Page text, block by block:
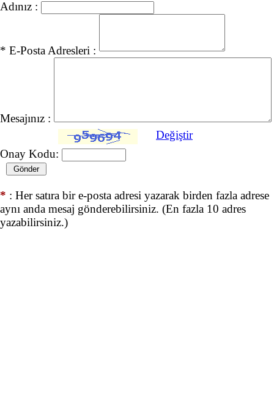
Adınız :
* E-Posta Adresleri :
Mesajınız :
Değiştir
Onay Kodu:
* : Her satıra bir e-posta adresi yazarak birden fazla adrese
aynı anda mesaj gönderebilirsiniz. (En fazla 10 adres
yazabilirsiniz.)